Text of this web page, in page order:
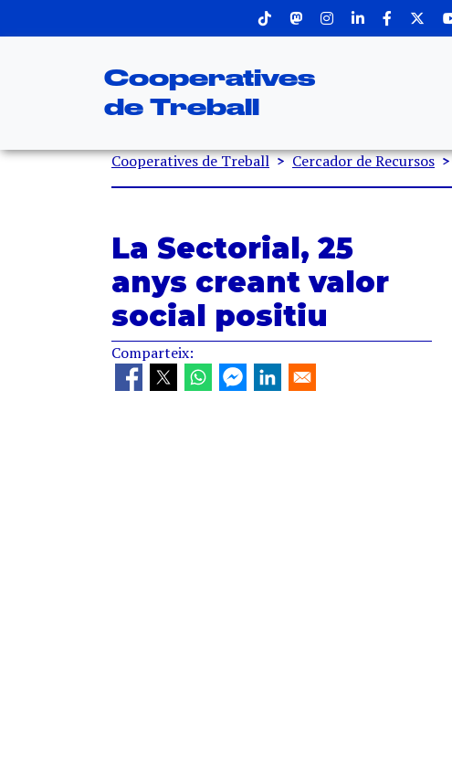
Menu superior
Cooperatives
de Treball
Fil d'ariadna
Cooperatives de Treball Cercador de Recursos
La Sectorial, 25
anys creant valor
social positiu
Comparteix: